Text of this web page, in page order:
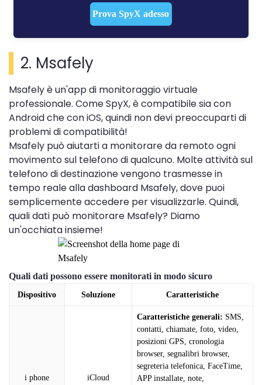
Prova SpyX adesso
2. Msafely
Msafely è un'app di monitoraggio virtuale
professionale. Come SpyX, è compatibile sia con
Android che con iOS, quindi non devi preoccuparti di
problemi di compatibilità!
Msafely può aiutarti a monitorare da remoto ogni
movimento sul telefono di qualcuno. Molte attività sul
telefono di destinazione vengono trasmesse in
tempo reale alla dashboard Msafely, dove puoi
semplicemente accedere per visualizzarle. Quindi,
quali dati può monitorare Msafely? Diamo
un'occhiata insieme!
Quali dati possono essere monitorati in modo sicuro
Dispositivo Soluzione Caratteristiche
i phone iCloud
Caratteristiche generali: SMS,
contatti, chiamate, foto, video,
posizioni GPS, cronologia
browser, segnalibri browser,
segreteria telefonica, FaceTime,
APP installate, note,